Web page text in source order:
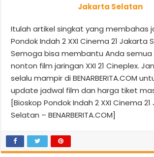
Jakarta Selatan
Itulah artikel singkat yang membahas
Pondok Indah 2 XXI Cinema 21 Jakarta
Semoga bisa membantu Anda semua
nonton film jaringan XXI 21 Cineplex.
selalu mampir di BENARBERITA.COM
update jadwal film dan harga tiket
[Bioskop Pondok Indah 2 XXI Cinema
Selatan – BENARBERITA.COM]